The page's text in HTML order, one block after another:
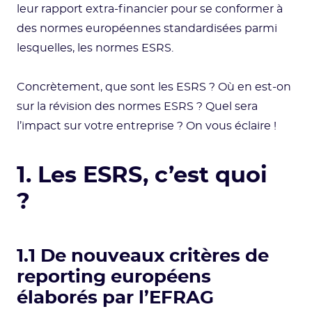
leur rapport extra-financier pour se conformer à
des normes européennes standardisées parmi
lesquelles, les normes ESRS.
Concrètement, que sont les ESRS ? Où en est-on
sur la révision des normes ESRS ? Quel sera
l’impact sur votre entreprise ? On vous éclaire !
1. Les ESRS, c’est quoi
?
1.1 De nouveaux critères de
reporting européens
élaborés par l’EFRAG